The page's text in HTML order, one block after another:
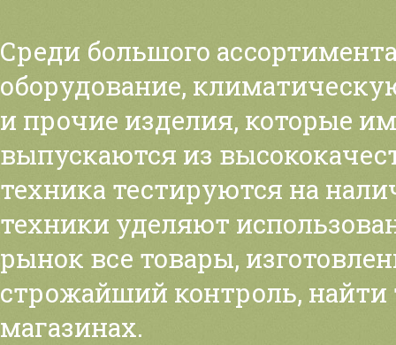
Среди большого
оборудование,
и прочие изделия, которые
выпускаются из
техника тестируются на
техники уделяют
рынок все товары,
строжайший контроль,
магазинах.